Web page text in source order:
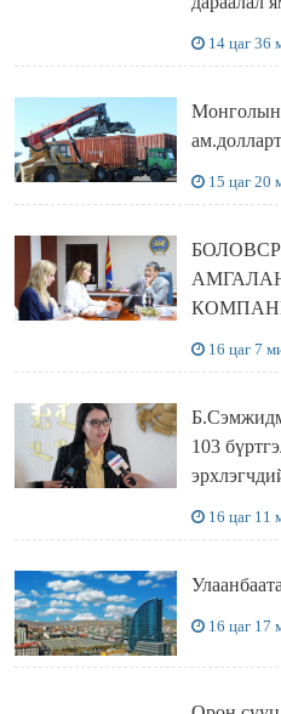
сайтаас
14 цаг 36
Монголын
15 цаг 20
УУЛЗЛАА
16 цаг 7
103
16 цаг 11
16 цаг 17